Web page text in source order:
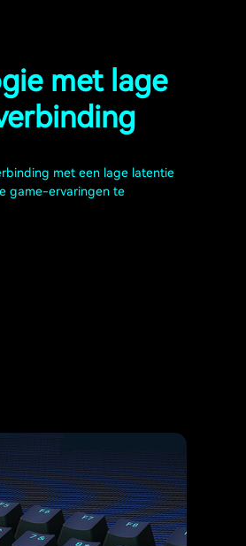
met lage
met een lage latentie
game-ervaringen te